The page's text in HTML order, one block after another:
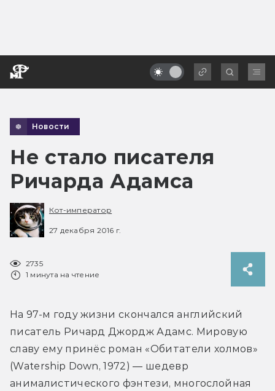
Новости
Не стало писателя
Ричарда Адамса
Кот-император
27 декабря 2016 г.
2735
1 минута на чтение
На 97-м году жизни скончался английский
писатель Ричард Джордж Адамс. Мировую
славу ему принёс роман «Обитатели холмов»
(Watership Down, 1972) — шедевр
анималистического фэнтези, многослойная